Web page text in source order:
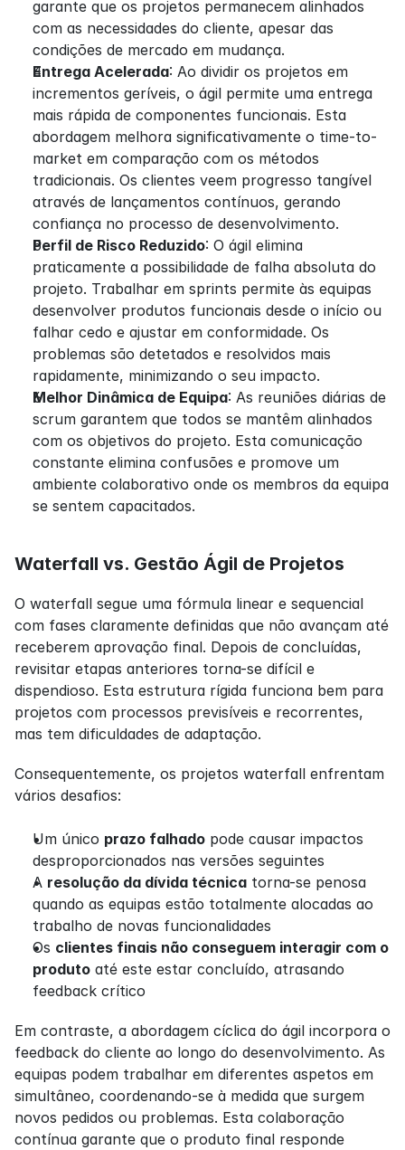
garante que os projetos permanecem alinhados
com as necessidades do cliente, apesar das
condições de mercado em mudança.
Entrega Acelerada: Ao dividir os projetos em
incrementos geríveis, o ágil permite uma entrega
mais rápida de componentes funcionais. Esta
abordagem melhora significativamente o time-to-
market em comparação com os métodos
tradicionais. Os clientes veem progresso tangível
através de lançamentos contínuos, gerando
confiança no processo de desenvolvimento.
Perfil de Risco Reduzido: O ágil elimina
praticamente a possibilidade de falha absoluta do
projeto. Trabalhar em sprints permite às equipas
desenvolver produtos funcionais desde o início ou
falhar cedo e ajustar em conformidade. Os
problemas são detetados e resolvidos mais
rapidamente, minimizando o seu impacto.
Melhor Dinâmica de Equipa: As reuniões diárias de
scrum garantem que todos se mantêm alinhados
com os objetivos do projeto. Esta comunicação
constante elimina confusões e promove um
ambiente colaborativo onde os membros da equipa
se sentem capacitados.
Waterfall vs. Gestão Ágil de Projetos
O waterfall segue uma fórmula linear e sequencial
com fases claramente definidas que não avançam até
receberem aprovação final. Depois de concluídas,
revisitar etapas anteriores torna-se difícil e
dispendioso. Esta estrutura rígida funciona bem para
projetos com processos previsíveis e recorrentes,
mas tem dificuldades de adaptação.
Consequentemente, os projetos waterfall enfrentam
vários desafios:
Um único prazo falhado pode causar impactos
desproporcionados nas versões seguintes
A resolução da dívida técnica torna-se penosa
quando as equipas estão totalmente alocadas ao
trabalho de novas funcionalidades
Os clientes finais não conseguem interagir com o
produto até este estar concluído, atrasando
feedback crítico
Em contraste, a abordagem cíclica do ágil incorpora o
feedback do cliente ao longo do desenvolvimento. As
equipas podem trabalhar em diferentes aspetos em
simultâneo, coordenando-se à medida que surgem
novos pedidos ou problemas. Esta colaboração
contínua garante que o produto final responde